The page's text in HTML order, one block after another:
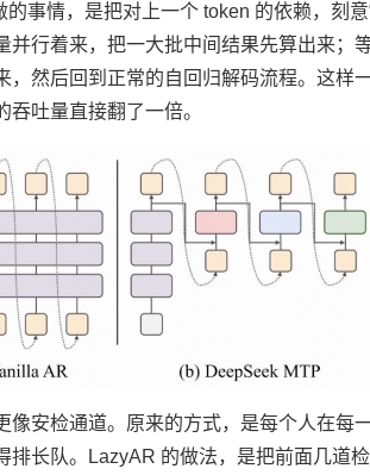
的事情，是把对上一个 token 的依赖，刻
并行着来，把一大批中间结果先算出来；
，然后回到正常的自回归解码流程。这样
吞吐量直接翻了一倍。
像安检通道。原来的方式，是每个人在每
排长队。LazyAR 的做法，是把前面几道